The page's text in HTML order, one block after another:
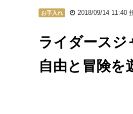
お手入れ 2018/09/14 11:40
ライダースジ
自由と冒険を